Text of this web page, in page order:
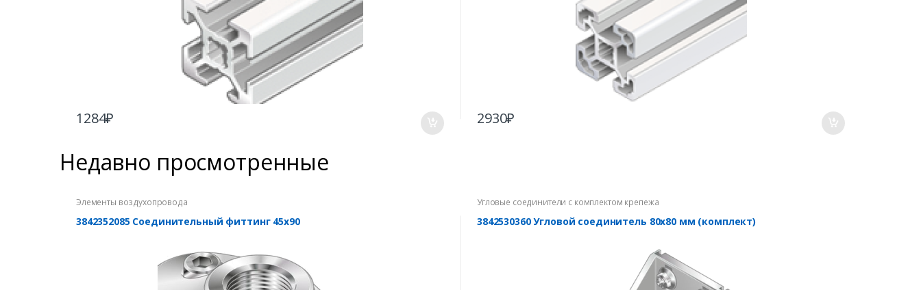
1284₽ 2930₽
Недавно просмотренные
Элементы воздухопровода
3842352085 Соединительный фиттинг 45х90
Угловые соединители с комплектом крепежа
3842530360 Угловой соединитель 80х80 мм (комплект)